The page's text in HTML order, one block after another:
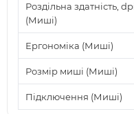
Роздільна здатність,
(Миші)
Ергономіка (Миші)
Розмір миші (Миші)
Підключення (Миші)